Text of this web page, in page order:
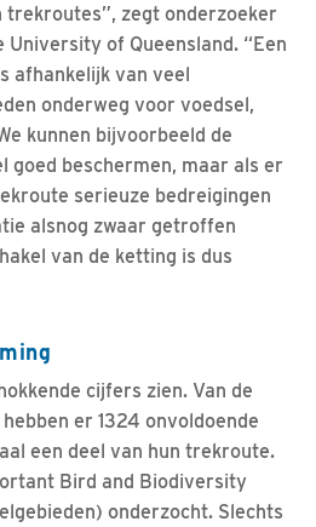
trekroutes”, zegt onderzoeker
University of Queensland. “Een
afhankelijk van veel
onderweg voor voedsel,
kunnen bijvoorbeeld de
goed beschermen, maar als er
serieuze bedreigingen
alsnog zwaar getroffen
van de ketting is dus
cijfers zien. Van de
er 1324 onvoldoende
een deel van hun trekroute.
Bird and Biodiversity
onderzocht. Slechts